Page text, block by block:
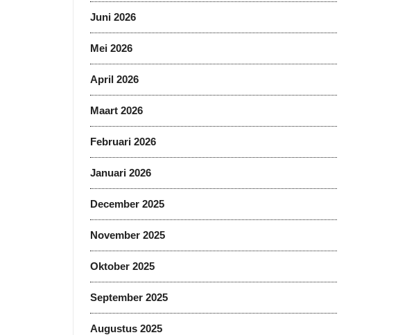
Juni 2026
Mei 2026
April 2026
Maart 2026
Februari 2026
Januari 2026
December 2025
November 2025
Oktober 2025
September 2025
Augustus 2025